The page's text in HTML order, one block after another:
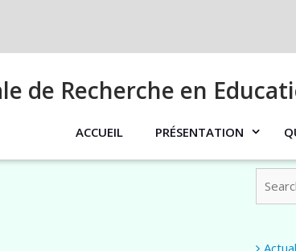
de Recherche en
ACCUEIL PRÉSENTATION